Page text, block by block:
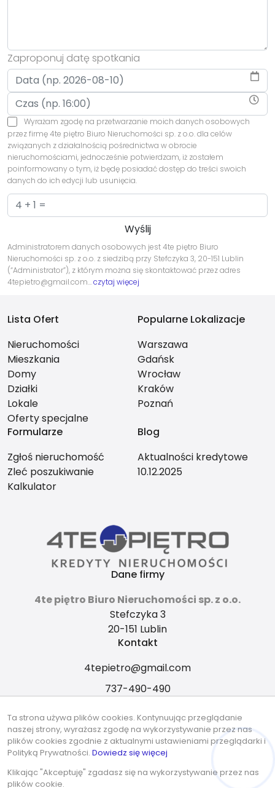
Zaproponuj datę spotkania
Wyrażam zgodę na przetwarzanie moich danych osobowych
przez firmę 4te piętro Biuro Nieruchomości sp. z o.o. dla celów
związanych z działalnością pośrednictwa w obrocie
nieruchomościami, jednocześnie potwierdzam, iż zostałem
poinformowany o tym, iż będę posiadać dostęp do treści swoich
danych do ich edycji lub usunięcia.
Administratorem danych osobowych jest 4te piętro Biuro
Nieruchomości sp. z o.o. z siedzibą przy Stefczyka 3, 20-151 Lublin
(“Administrator”), z którym można się skontaktować przez adres
4tepietro@gmail.com…czytaj więcej
Lista Ofert
Nieruchomości
Mieszkania
Domy
Działki
Lokale
Oferty specjalne
Popularne Lokalizacje
Warszawa
Gdańsk
Wrocław
Kraków
Poznań
Formularze
Zgłoś nieruchomość
Zleć poszukiwanie
Kalkulator
Blog
Aktualności kredytowe
10.12.2025
Dane firmy
4te piętro Biuro Nieruchomości sp. z o.o.
Stefczyka 3
20-151 Lublin
Kontakt
4tepietro@gmail.com
737-490-490
© 2026 Wszystkie prawa zastrzeżone | Program dla biur
Ta strona używa plików cookies. Kontynuując przeglądanie
naszej strony, wyrażasz zgodę na wykorzystywanie przez nas
plików cookies zgodnie z aktualnymi ustawieniami przeglądarki i
Polityką Prywatności. Dowiedz się więcej
Klikając "Akceptuję" zgadasz się na wykorzystywanie przez nas
plików cookie.
Hej! Chętnie Ci pomogę 🙂